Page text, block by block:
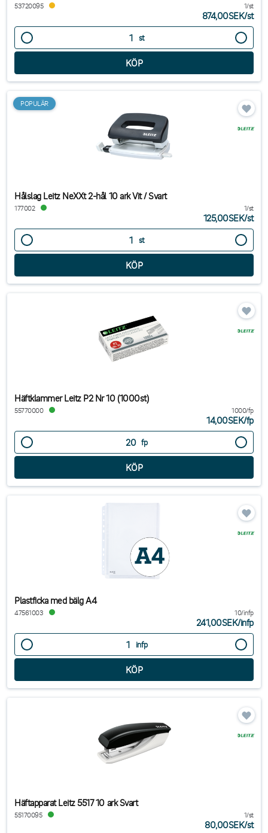
53720095 1/st
874,00SEK/st
st
POPULÄR
Hålslag Leitz NeXXt 2-hål 10 ark Vit / Svart
177002 1/st
125,00SEK/st
st
Häftklammer Leitz P2 Nr 10 (1000st)
55770000 1000/fp
14,00SEK/fp
fp
Plastficka med bälg A4
47561003 10/infp
241,00SEK/infp
infp
Häftapparat Leitz 5517 10 ark Svart
55170095 1/st
80,00SEK/st